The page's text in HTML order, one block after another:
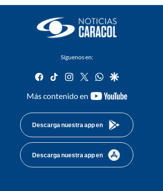
Síguenos en:
facebook
tiktok instagram
twitterwhatsapp
google
Más contenido en
youtube-
Descarga nuestra app en
Descarga nuestra app en